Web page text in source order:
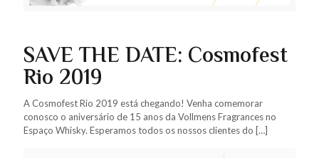
SAVE THE DATE: Cosmofest
Rio 2019
A Cosmofest Rio 2019 está chegando! Venha comemorar
conosco o aniversário de 15 anos da Vollmens Fragrances no
Espaço Whisky. Esperamos todos os nossos clientes do […]